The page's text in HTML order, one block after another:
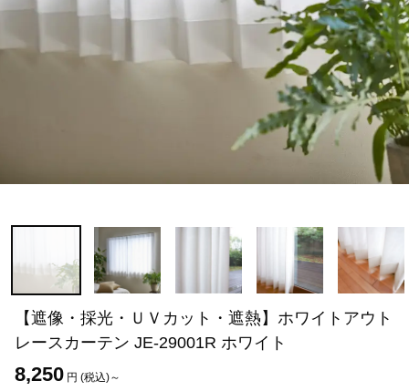
【遮像・採光・ＵＶカット・遮熱】ホワイトアウト
レースカーテン JE-29001R ホワイト
8,250 円 (税込)～